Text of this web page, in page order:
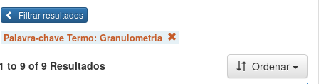
Filtrar resultados
Palavra-chave Termo: Granulometria
to 9 of 9 Resultados
Ordenar